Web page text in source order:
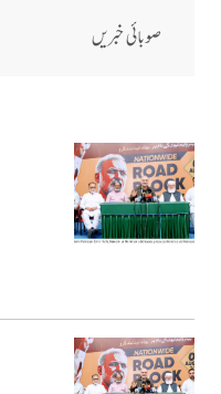
صوبائی خبریں